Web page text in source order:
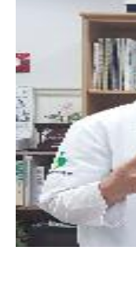
능합니다.
교통사고 검
능 부위와 진